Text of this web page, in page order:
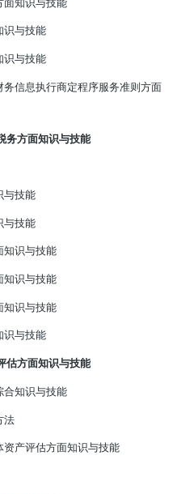
面知识与技能
识与技能
识与技能
信息执行商定程序服务准则方面
务方面知识与技能
与技能
与技能
知识与技能
知识与技能
知识与技能
识与技能
估方面知识与技能
合知识与技能
法
产评估方面知识与技能